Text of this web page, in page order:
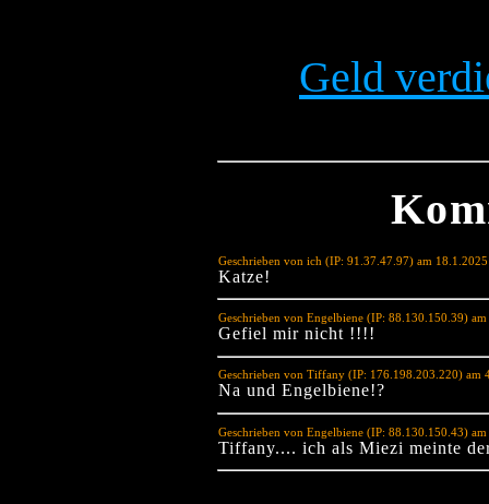
Geld
Geschrieben von ich (IP: 91.37.47.97) am
Katze!
Geschrieben von Engelbiene (IP: 88.130.150.39)
Gefiel mir nicht !!!!
Geschrieben von Tiffany (IP: 176.198.203.220) am
Na und Engelbiene!?
Geschrieben von Engelbiene (IP: 88.130.150.43)
Tiffany.... ich als Miezi meinte